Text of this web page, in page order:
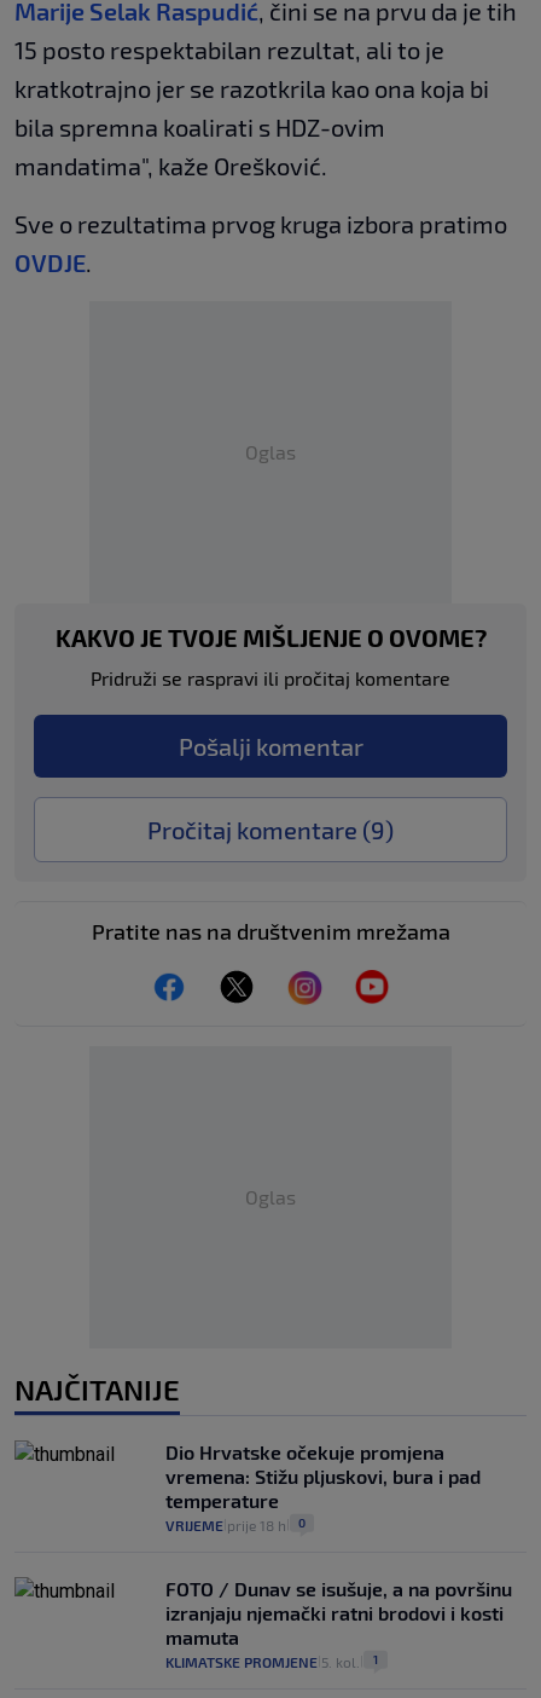
Marije Selak Raspudić, čini se na prvu da je tih
15 posto respektabilan rezultat, ali to je
kratkotrajno jer se razotkrila kao ona koja bi
bila spremna koalirati s HDZ-ovim
mandatima", kaže Orešković.
Sve o rezultatima prvog kruga izbora pratimo
OVDJE.
Oglas
KAKVO JE TVOJE MIŠLJENJE O OVOME?
Pridruži se raspravi ili pročitaj komentare
Pošalji komentar
Pročitaj komentare (9)
Pratite nas na društvenim mrežama
Oglas
NAJČITANIJE
Dio Hrvatske očekuje promjena
vremena: Stižu pljuskovi, bura i pad
temperature
VRIJEME prije 18 h 0
FOTO / Dunav se isušuje, a na površinu
izranjaju njemački ratni brodovi i kosti
mamuta
KLIMATSKE PROMJENE 5. kol. 1